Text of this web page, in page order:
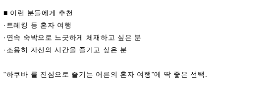
■ 이런 분들에게 추천
·트레킹 등 혼자 여행
·연속 숙박으로 느긋하게 체재하고 싶은 분
·조용히 자신의 시간을 즐기고 싶은 분
"하쿠바 를 진심으로 즐기는 어른의 혼자 여행"에 딱 좋은 선택.